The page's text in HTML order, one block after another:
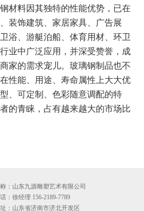
材料因其独特的性能优势，已在
装饰建筑、家居家具、广告展
浴、游艇泊船、体育用材、环卫
业中广泛应用，并深受赞誉，成
家的需求宠儿。玻璃钢制品也不
性能、用途、寿命属性上大大优
、可定制、色彩随意调配的特
的青睐，占有越来越大的市场比
：山东九源雕塑艺术有限公司
：徐经理 156-2189-7789
：山东省济南市济北开发区